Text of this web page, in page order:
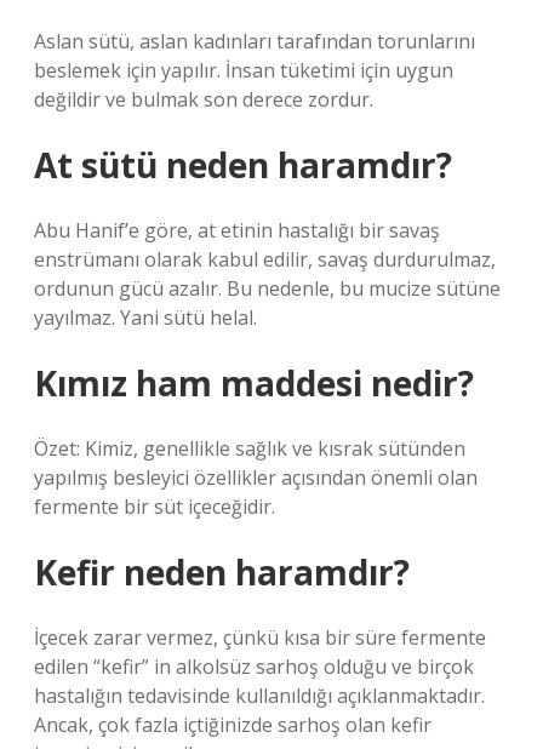
Aslan sütü, aslan kadınları tarafından torunlarını
beslemek için yapılır. İnsan tüketimi için uygun
değildir ve bulmak son derece zordur.
At sütü neden haramdır?
Abu Hanif’e göre, at etinin hastalığı bir savaş
enstrümanı olarak kabul edilir, savaş durdurulmaz,
ordunun gücü azalır. Bu nedenle, bu mucize sütüne
yayılmaz. Yani sütü helal.
Kımız ham maddesi nedir?
Özet: Kimiz, genellikle sağlık ve kısrak sütünden
yapılmış besleyici özellikler açısından önemli olan
fermente bir süt içeceğidir.
Kefir neden haramdır?
İçecek zarar vermez, çünkü kısa bir süre fermente
edilen “kefir” in alkolsüz sarhoş olduğu ve birçok
hastalığın tedavisinde kullanıldığı açıklanmaktadır.
Ancak, çok fazla içtiğinizde sarhoş olan kefir